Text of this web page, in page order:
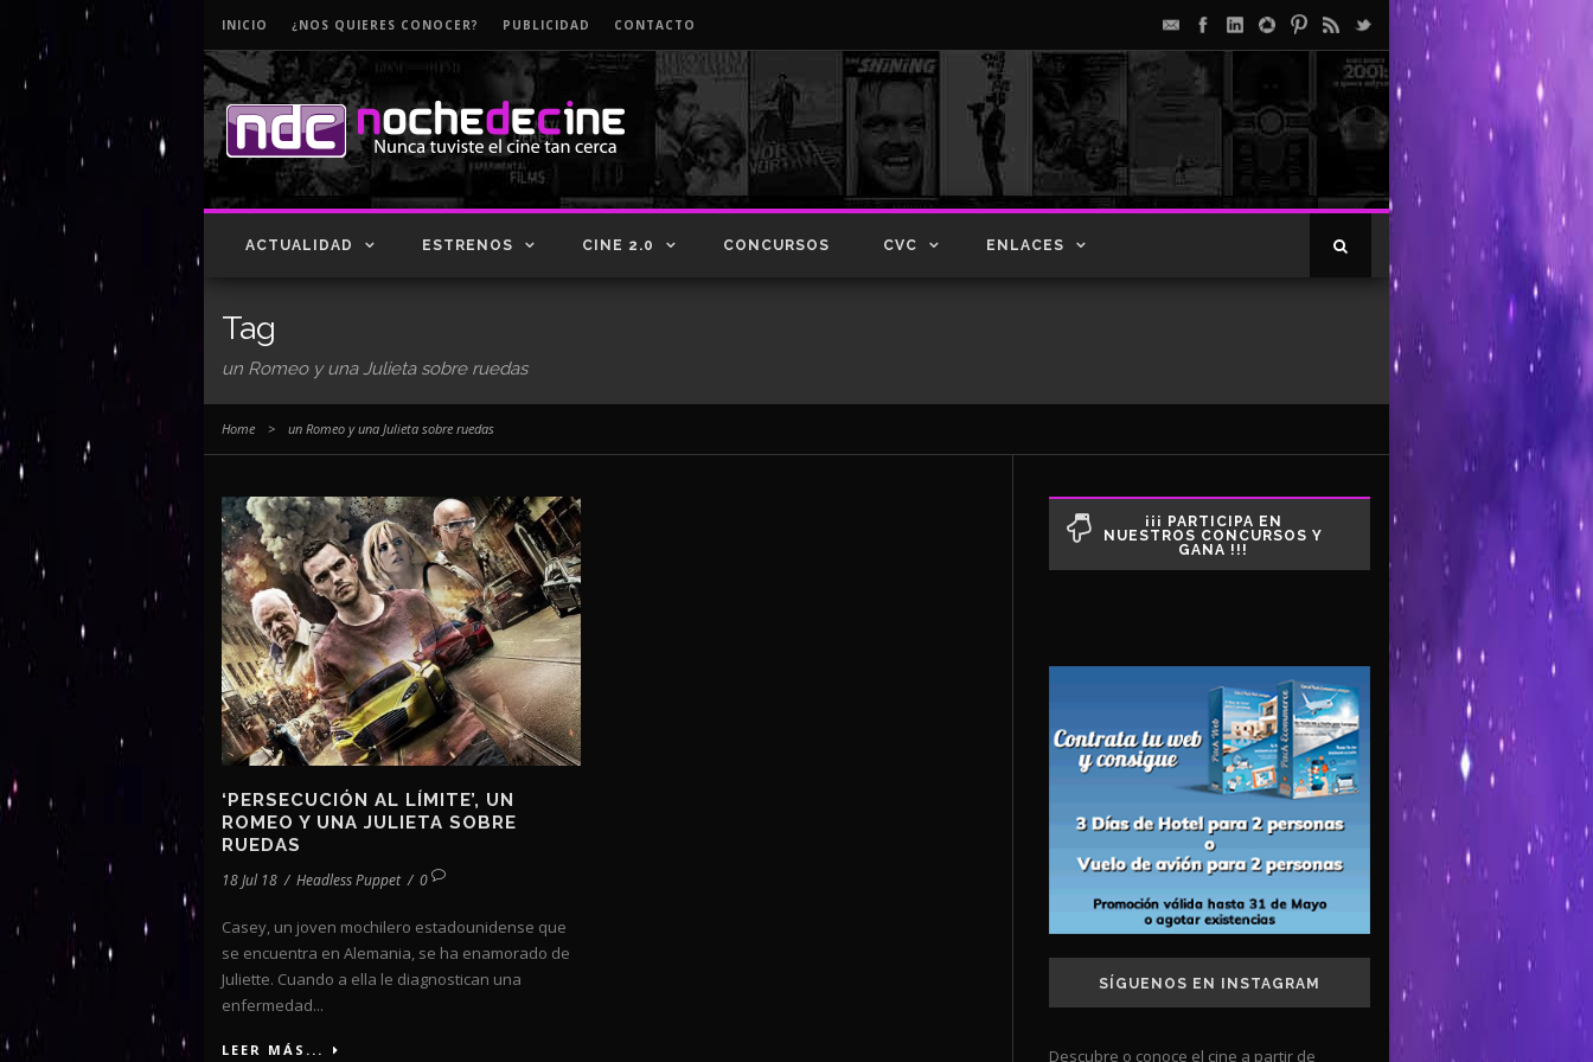
INICIO ¿NOS QUIERES CONOCER? PUBLICIDAD CONTACTO
ACTUALIDAD ESTRENOS CINE 2.0 CONCURSOS CVC ENLACES
Tag
un Romeo y una Julieta sobre ruedas
Home > un Romeo y una Julieta sobre ruedas
‘PERSECUCIÓN AL LÍMITE’, UN
ROMEO Y UNA JULIETA SOBRE
RUEDAS
18 Jul 18 / Headless Puppet / 0
Casey, un joven mochilero estadounidense que
se encuentra en Alemania, se ha enamorado de
Juliette. Cuando a ella le diagnostican una
enfermedad...
LEER MÁS...
¡¡¡ PARTICIPA EN
NUESTROS CONCURSOS Y
GANA !!!
SÍGUENOS EN INSTAGRAM
Descubre o conoce el cine a partir de